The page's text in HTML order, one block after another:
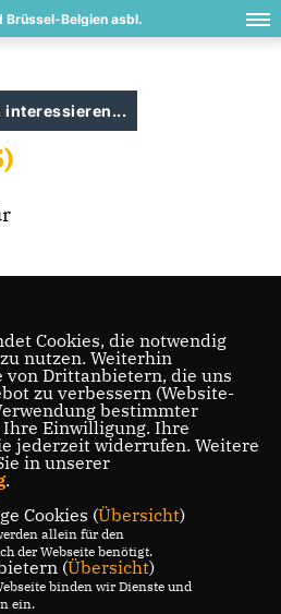
Brüssel-Belgien asbl.
interessieren...
Cookies, die notwendig
nutzen. Weiterhin
von Drittanbietern, die uns
zu verbessern (Website-
bestimmter
Einwilligung. Ihre
jederzeit widerrufen. Weitere
in unserer
.
Cookies (Übersicht)
allein für den
der Webseite benötigt.
(Übersicht)
binden wir Dienste und
ein.